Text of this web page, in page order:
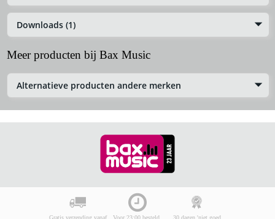
Downloads (1)
Meer producten bij Bax Music
Alternatieve producten andere merken
Gratis verzending vanaf Voor 23:00 besteld, 30 dagen 'niet goed